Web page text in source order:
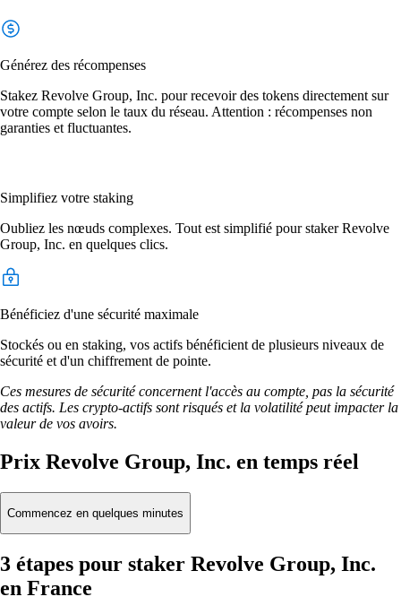
Générez des récompenses
Stakez Revolve Group, Inc. pour recevoir des tokens directement sur
votre compte selon le taux du réseau. Attention : récompenses non
garanties et fluctuantes.
Simplifiez votre staking
Oubliez les nœuds complexes. Tout est simplifié pour staker Revolve
Group, Inc. en quelques clics.
Bénéficiez d'une sécurité maximale
Stockés ou en staking, vos actifs bénéficient de plusieurs niveaux de
sécurité et d'un chiffrement de pointe.
Ces mesures de sécurité concernent l'accès au compte, pas la sécurité
des actifs. Les crypto-actifs sont risqués et la volatilité peut impacter la
valeur de vos avoirs.
Prix Revolve Group, Inc. en temps réel
Commencez en quelques minutes
3 étapes pour staker Revolve Group, Inc.
en France